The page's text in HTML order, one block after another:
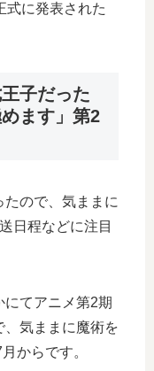
式に発表された
子だった
ます」第2
ので、気ままに
日程などに注目
てアニメ第2期
、気ままに魔術を
からです。